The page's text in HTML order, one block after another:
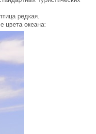
редкая.
цвета океана: